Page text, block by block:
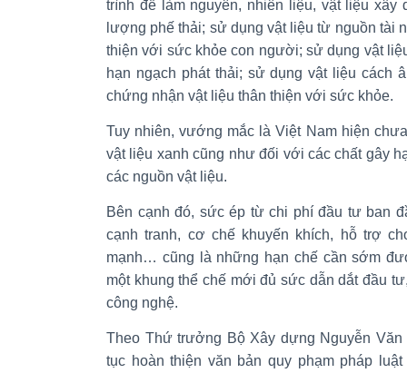
trình để làm nguyên, nhiên liệu, vật liệu xây
lượng phế thải; sử dụng vật liệu từ nguồn tài
thiện với sức khỏe con người; sử dụng vật
hạn ngạch phát thải; sử dụng vật liệu cách
chứng nhận vật liệu thân thiện với sức khỏe.
Tuy nhiên, vướng mắc là Việt Nam hiện
vật liệu xanh cũng như đối với các chất gây
các nguồn vật liệu.
Bên cạnh đó, sức ép từ chi phí đầu tư ban
cạnh tranh, cơ chế khuyến khích, hỗ trợ
mạnh… cũng là những hạn chế cần sớm
một khung thể chế mới đủ sức dẫn dắt đầu
công nghệ.
Theo Thứ trưởng Bộ Xây dựng Nguyễn
tục hoàn thiện văn bản quy phạm pháp